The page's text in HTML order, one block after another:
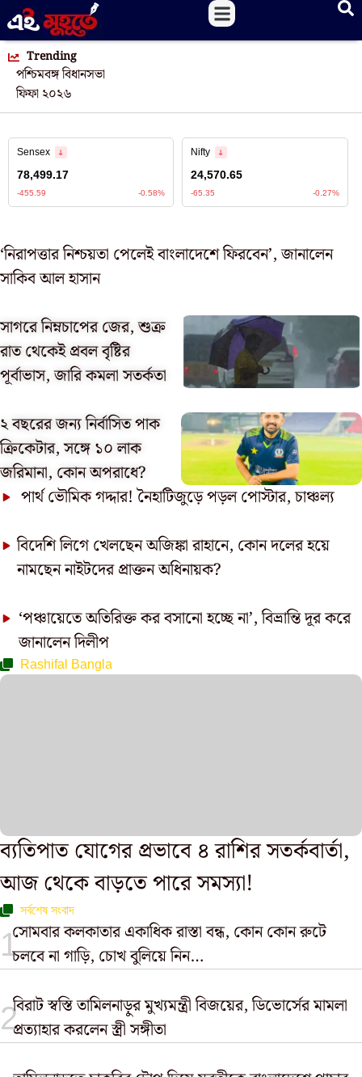
Trending
পশ্চিমবঙ্গ বিধানসভা
ফিফা ২০২৬
‘নিরাপত্তার নিশ্চয়তা পেলেই বাংলাদেশে ফিরবেন’, জানালেন
সাকিব আল হাসান
সাগরে নিম্নচাপের জের, শুক্র
রাত থেকেই প্রবল বৃষ্টির
পূর্বাভাস, জারি কমলা সতর্কতা
২ বছরের জন্য নির্বাসিত পাক
ক্রিকেটার, সঙ্গে ১০ লাক
জরিমানা, কোন অপরাধে?
পার্থ ভৌমিক গদ্দার! নৈহাটিজুড়ে পড়ল পোস্টার, চাঞ্চল্য
বিদেশি লিগে খেলছেন অজিঙ্কা রাহানে, কোন দলের হয়ে
নামছেন নাইটদের প্রাক্তন অধিনায়ক?
‘পঞ্চায়েতে অতিরিক্ত কর বসানো হচ্ছে না’, বিভ্রান্তি দূর করে
জানালেন দিলীপ
Rashifal Bangla
ব্যতিপাত যোগের প্রভাবে ৪ রাশির সতর্কবার্তা,
আজ থেকে বাড়তে পারে সমস্যা!
সর্বশেষ সংবাদ
সোমবার কলকাতার একাধিক রাস্তা বন্ধ, কোন কোন রুটে
চলবে না গাড়ি, চোখ বুলিয়ে নিন…
বিরাট স্বস্তি তামিলনাড়ুর মুখ্যমন্ত্রী বিজয়ের, ডিভোর্সের মামলা
প্রত্যাহার করলেন স্ত্রী সঙ্গীতা